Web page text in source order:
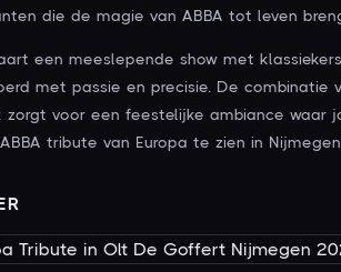
die de magie van ABBA tot leven
een meeslepende show met
met passie en precisie. De
zorgt voor een feestelijke ambiance waar
tribute van Europa te zien in